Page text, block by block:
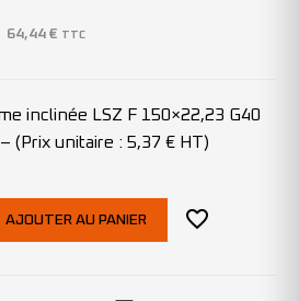
64,44 € TTC
inclinée LSZ F 150×22,23 G40
(Prix unitaire : 5,37 € HT)
AJOUTER AU PANIER